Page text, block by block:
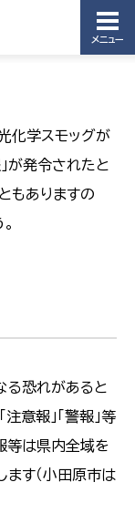
メニュー
化学スモッグが
が発令されたと
もありますの
る恐れがあると
意報」「警報」等
等は県内全域を
す（小田原市は